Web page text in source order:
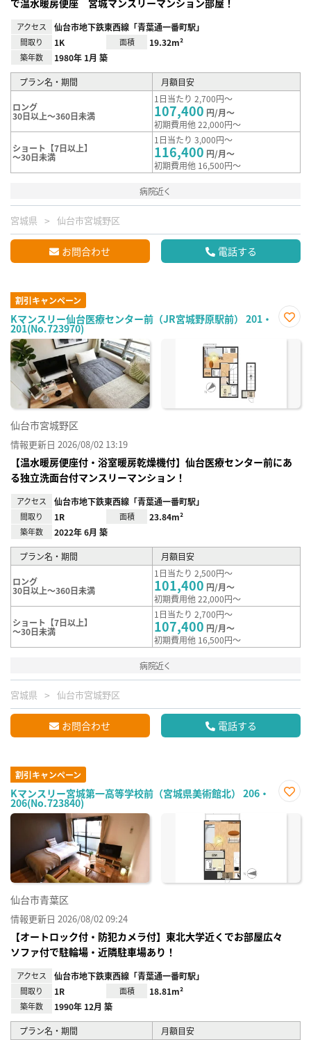
アクセス 仙台市地下鉄東西線「青葉通一番町駅」
間取り 1K 面積 19.32m²
築年数 1980年 1月 築
プラン名・期間 月額目安
ロング
30日以上～360日未満
1日当たり 2,700円～
107,400 円/月～
初期費用他 22,000円～
ショート【7日以上】
～30日未満
1日当たり 3,000円～
116,400 円/月～
初期費用他 16,500円～
病院近く
宮城県 仙台市宮城野区
お問合わせ 電話する
割引キャンペーン
Kマンスリー仙台医療センター前（JR宮城野原駅前） 201・
201(No.723970)
に入
仙台市宮城野区
情報更新日 2026/08/02 13:19
【温水暖房便座付・浴室暖房乾燥機付】仙台医療センター前にあ
る独立洗面台付マンスリーマンション！
アクセス 仙台市地下鉄東西線「青葉通一番町駅」
間取り 1R 面積 23.84m²
築年数 2022年 6月 築
プラン名・期間 月額目安
ロング
30日以上～360日未満
1日当たり 2,500円～
101,400 円/月～
初期費用他 22,000円～
ショート【7日以上】
～30日未満
1日当たり 2,700円～
107,400 円/月～
初期費用他 16,500円～
病院近く
宮城県 仙台市宮城野区
お問合わせ 電話する
割引キャンペーン
Kマンスリー宮城第一高等学校前（宮城県美術館北） 206・
206(No.723840)
に入
仙台市青葉区
情報更新日 2026/08/02 09:24
【オートロック付・防犯カメラ付】東北大学近くでお部屋広々
ソファ付で駐輪場・近隣駐車場あり！
アクセス 仙台市地下鉄東西線「青葉通一番町駅」
間取り 1R 面積 18.81m²
築年数 1990年 12月 築
プラン名・期間 月額目安